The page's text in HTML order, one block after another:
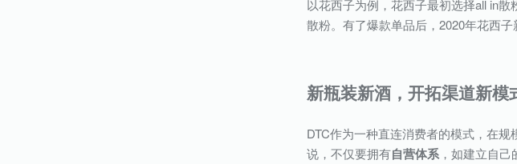
以花西子为例，花西子最初选择all in
散粉。有了爆款单品后，2020年花西
新瓶装新酒，开拓渠道新模
DTC作为一种直连消费者的模式，在
说，不仅要拥有自营体系 ，如建立自